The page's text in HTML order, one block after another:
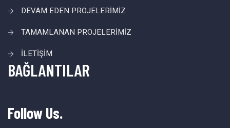
DEVAM EDEN PROJELERİMİZ
TAMAMLANAN PROJELERİMİZ
İLETİŞİM
BAĞLANTILAR
Follow Us.